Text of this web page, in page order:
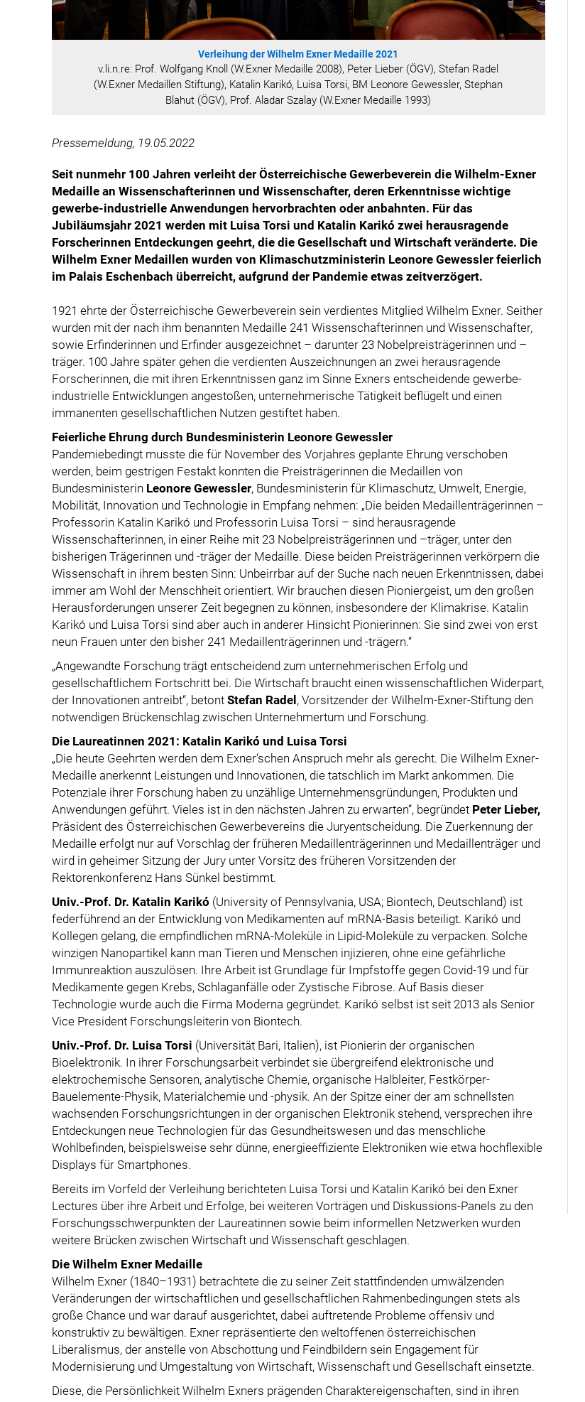
Verleihung der Wilhelm Exner Medaille 2021
v.li.n.re: Prof. Wolfgang Knoll (W.Exner Medaille 2008), Peter Lieber (ÖGV), Stefan Radel
(W.Exner Medaillen Stiftung), Katalin Karikó, Luisa Torsi, BM Leonore Gewessler, Stephan
Blahut (ÖGV), Prof. Aladar Szalay (W.Exner Medaille 1993)
Pressemeldung, 19.05.2022
Seit nunmehr 100 Jahren verleiht der Österreichische Gewerbeverein die Wilhelm-Exner
Medaille an Wissenschafterinnen und Wissenschafter, deren Erkenntnisse wichtige
gewerbe-industrielle Anwendungen hervorbrachten oder anbahnten. Für das
Jubiläumsjahr 2021 werden mit Luisa Torsi und Katalin Karikó zwei herausragende
Forscherinnen Entdeckungen geehrt, die die Gesellschaft und Wirtschaft veränderte. Die
Wilhelm Exner Medaillen wurden von Klimaschutzministerin Leonore Gewessler feierlich
im Palais Eschenbach überreicht, aufgrund der Pandemie etwas zeitverzögert.
1921 ehrte der Österreichische Gewerbeverein sein verdientes Mitglied Wilhelm Exner. Seither
wurden mit der nach ihm benannten Medaille 241 Wissenschafterinnen und Wissenschafter,
sowie Erfinderinnen und Erfinder ausgezeichnet – darunter 23 Nobelpreisträgerinnen und –
träger. 100 Jahre später gehen die verdienten Auszeichnungen an zwei herausragende
Forscherinnen, die mit ihren Erkenntnissen ganz im Sinne Exners entscheidende gewerbe-
industrielle Entwicklungen angestoßen, unternehmerische Tätigkeit beflügelt und einen
immanenten gesellschaftlichen Nutzen gestiftet haben.
Feierliche Ehrung durch Bundesministerin Leonore Gewessler
Pandemiebedingt musste die für November des Vorjahres geplante Ehrung verschoben
werden, beim gestrigen Festakt konnten die Preisträgerinnen die Medaillen von
Bundesministerin Leonore Gewessler, Bundesministerin für Klimaschutz, Umwelt, Energie,
Mobilität, Innovation und Technologie in Empfang nehmen: „Die beiden Medaillenträgerinnen –
Professorin Katalin Karikó und Professorin Luisa Torsi – sind herausragende
Wissenschafterinnen, in einer Reihe mit 23 Nobelpreisträgerinnen und –träger, unter den
bisherigen Trägerinnen und -träger der Medaille. Diese beiden Preisträgerinnen verkörpern die
Wissenschaft in ihrem besten Sinn: Unbeirrbar auf der Suche nach neuen Erkenntnissen, dabei
immer am Wohl der Menschheit orientiert. Wir brauchen diesen Pioniergeist, um den großen
Herausforderungen unserer Zeit begegnen zu können, insbesondere der Klimakrise. Katalin
Karikó und Luisa Torsi sind aber auch in anderer Hinsicht Pionierinnen: Sie sind zwei von erst
neun Frauen unter den bisher 241 Medaillenträgerinnen und -trägern.“
„Angewandte Forschung trägt entscheidend zum unternehmerischen Erfolg und
gesellschaftlichem Fortschritt bei. Die Wirtschaft braucht einen wissenschaftlichen Widerpart,
der Innovationen antreibt“, betont Stefan Radel , Vorsitzender der Wilhelm-Exner-Stiftung den
notwendigen Brückenschlag zwischen Unternehmertum und Forschung.
Die Laureatinnen 2021: Katalin Karikó und Luisa Torsi
„Die heute Geehrten werden dem Exner‘schen Anspruch mehr als gerecht. Die Wilhelm Exner-
Medaille anerkennt Leistungen und Innovationen, die tatschlich im Markt ankommen. Die
Potenziale ihrer Forschung haben zu unzählige Unternehmensgründungen, Produkten und
Anwendungen geführt. Vieles ist in den nächsten Jahren zu erwarten“, begründet Peter Lieber,
Präsident des Österreichischen Gewerbevereins die Juryentscheidung. Die Zuerkennung der
Medaille erfolgt nur auf Vorschlag der früheren Medaillenträgerinnen und Medaillenträger und
wird in geheimer Sitzung der Jury unter Vorsitz des früheren Vorsitzenden der
Rektorenkonferenz Hans Sünkel bestimmt.
Univ.-Prof. Dr. Katalin Karikó (University of Pennsylvania, USA; Biontech, Deutschland) ist
federführend an der Entwicklung von Medikamenten auf mRNA-Basis beteiligt. Karikó und
Kollegen gelang, die empfindlichen mRNA-Moleküle in Lipid-Moleküle zu verpacken. Solche
winzigen Nanopartikel kann man Tieren und Menschen injizieren, ohne eine gefährliche
Immunreaktion auszulösen. Ihre Arbeit ist Grundlage für Impfstoffe gegen Covid-19 und für
Medikamente gegen Krebs, Schlaganfälle oder Zystische Fibrose. Auf Basis dieser
Technologie wurde auch die Firma Moderna gegründet. Karikó selbst ist seit 2013 als Senior
Vice President Forschungsleiterin von Biontech.
Univ.-Prof. Dr. Luisa Torsi (Universität Bari, Italien), ist Pionierin der organischen
Bioelektronik. In ihrer Forschungsarbeit verbindet sie übergreifend elektronische und
elektrochemische Sensoren, analytische Chemie, organische Halbleiter, Festkörper-
Bauelemente-Physik, Materialchemie und -physik. An der Spitze einer der am schnellsten
wachsenden Forschungsrichtungen in der organischen Elektronik stehend, versprechen ihre
Entdeckungen neue Technologien für das Gesundheitswesen und das menschliche
Wohlbefinden, beispielsweise sehr dünne, energieeffiziente Elektroniken wie etwa hochflexible
Displays für Smartphones.
Bereits im Vorfeld der Verleihung berichteten Luisa Torsi und Katalin Karikó bei den Exner
Lectures über ihre Arbeit und Erfolge, bei weiteren Vorträgen und Diskussions-Panels zu den
Forschungsschwerpunkten der Laureatinnen sowie beim informellen Netzwerken wurden
weitere Brücken zwischen Wirtschaft und Wissenschaft geschlagen.
Die Wilhelm Exner Medaille
Wilhelm Exner (1840–1931) betrachtete die zu seiner Zeit stattfindenden umwälzenden
Veränderungen der wirtschaftlichen und gesellschaftlichen Rahmenbedingungen stets als
große Chance und war darauf ausgerichtet, dabei auftretende Probleme offensiv und
konstruktiv zu bewältigen. Exner repräsentierte den weltoffenen österreichischen
Liberalismus, der anstelle von Abschottung und Feindbildern sein Engagement für
Modernisierung und Umgestaltung von Wirtschaft, Wissenschaft und Gesellschaft einsetzte.
Diese, die Persönlichkeit Wilhelm Exners prägenden Charaktereigenschaften, sind in ihren